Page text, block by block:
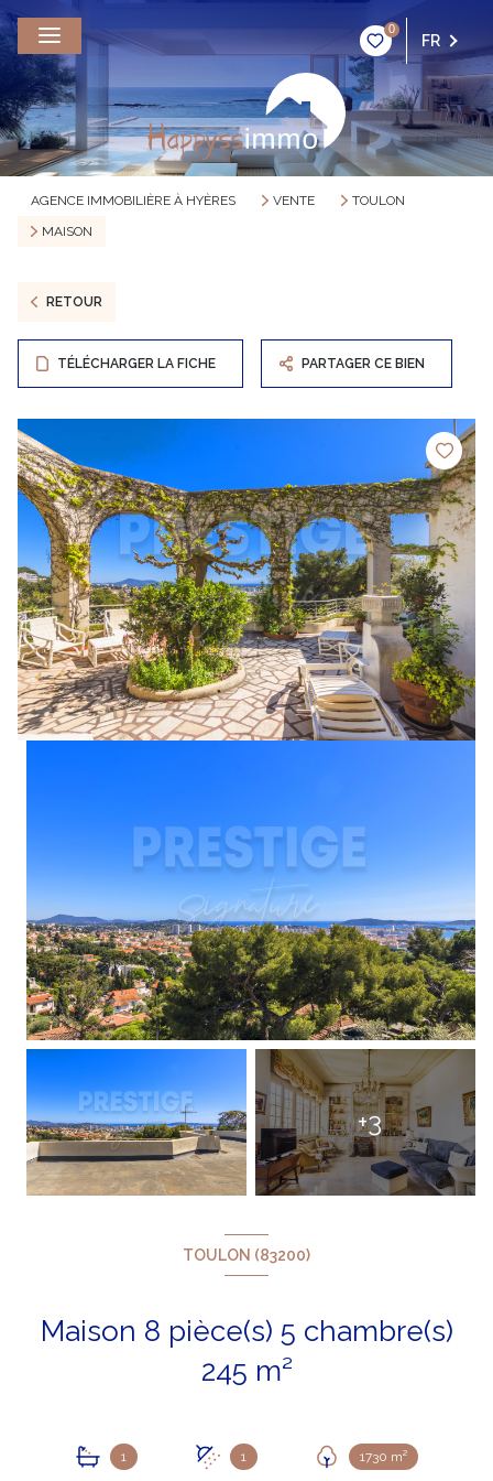
0
FR
AGENCE IMMOBILIÈRE À HYÈRES VENTE
TOULON
MAISON
RETOUR
TÉLÉCHARGER LA FICHE PARTAGER CE BIEN
+3
TOULON (83200)
Maison 8 pièce(s) 5 chambre(s)
245 m²
1 1 1730 m²